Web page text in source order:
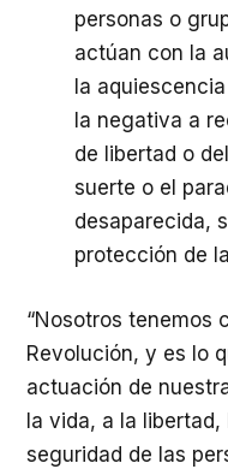
personas o
actúan con la
la
la negativa a
de libertad o
suerte o el
desaparecida,
protección de
“Nosotros tenemos
Revolución, y es lo
actuación de
la vida, a la
seguridad de las